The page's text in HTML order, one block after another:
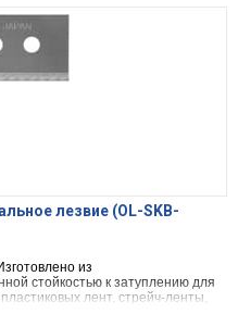
лезвие (OL-SKB-
из
стойкостью к затуплению для
лент, стрейч-ленты,